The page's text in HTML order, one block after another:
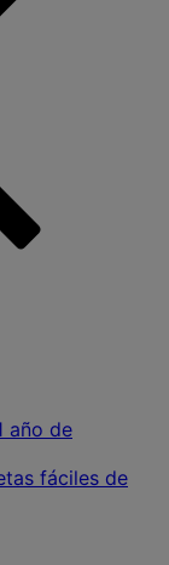
año de
fáciles de